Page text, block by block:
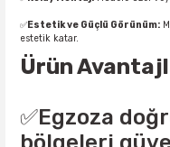
✅Estetik ve Güçlü Görünüm:
estetik katar.
Ürün
✅Egzoza